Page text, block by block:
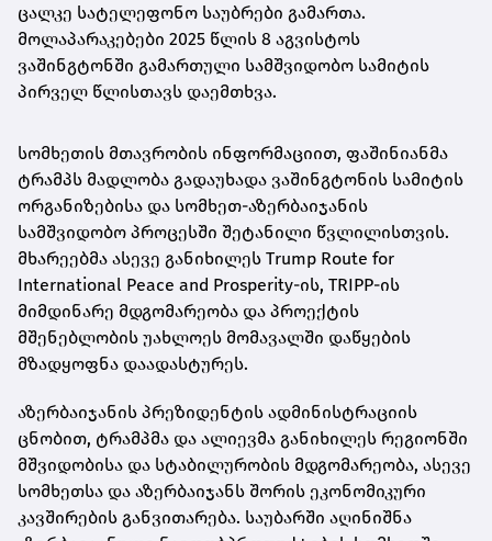
ცალკე სატელეფონო საუბრები გამართა.
მოლაპარაკებები 2025 წლის 8 აგვისტოს
ვაშინგტონში გამართული სამშვიდობო სამიტის
პირველ წლისთავს დაემთხვა.
სომხეთის მთავრობის ინფორმაციით, ფაშინიანმა
ტრამპს მადლობა გადაუხადა ვაშინგტონის სამიტის
ორგანიზებისა და სომხეთ-აზერბაიჯანის
სამშვიდობო პროცესში შეტანილი წვლილისთვის.
მხარეებმა ასევე განიხილეს Trump Route for
International Peace and Prosperity-ის, TRIPP-ის
მიმდინარე მდგომარეობა და პროექტის
მშენებლობის უახლოეს მომავალში დაწყების
მზადყოფნა დაადასტურეს.
აზერბაიჯანის პრეზიდენტის ადმინისტრაციის
ცნობით, ტრამპმა და ალიევმა განიხილეს რეგიონში
მშვიდობისა და სტაბილურობის მდგომარეობა, ასევე
სომხეთსა და აზერბაიჯანს შორის ეკონომიკური
კავშირების განვითარება. საუბარში აღინიშნა